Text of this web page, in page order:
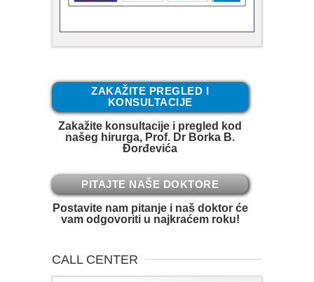
ZAKAŽITE PREGLED I
KONSULTACIJE
Zakažite konsultacije i pregled kod
našeg hirurga, Prof. Dr Borka B.
Đorđevića
PITAJTE NAŠE DOKTORE
Postavite nam pitanje i naš doktor će
vam odgovoriti u najkraćem roku!
CALL CENTER